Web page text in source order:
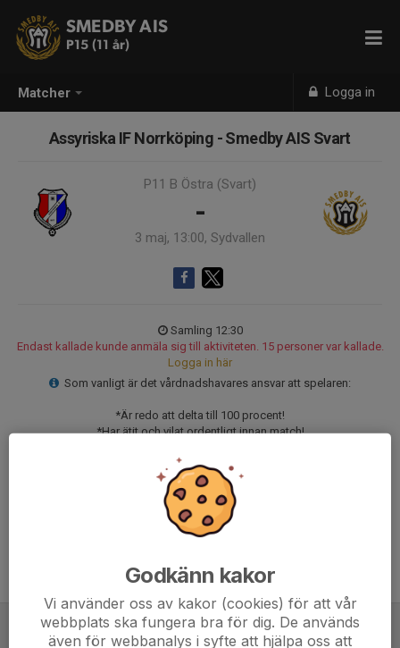
Matcher Logga in
SMEDBY AIS
P15 (11 år)
Assyriska IF Norrköping - Smedby AIS Svart
P11 B Östra (Svart)
-
3 maj, 13:00, Sydvallen
Samling 12:30
Endast kallade kunde anmäla sig till aktiviteten. 15 personer var kallade.
Logga in här
Som vanligt är det vårdnadshavares ansvar att spelaren:
*Är redo att delta till 100 procent!
*Har ätit och vilat ordentligt innan match!
*Inga benskydd inget spel!
*Att spelaren är i tid till samling och andra tider som anges!
Svara på kallelsen senast onsdag den 29 januari klockan 18.00.
Vid uteblivet svar kan spelaren förlora sin plats och annan spelare kallas.
eventuella förhinder till ledare som är ansvarig för matchen.
Godkänn kakor
Vi använder oss av kakor (cookies) för att vår
webbplats ska fungera bra för dig. De används
även för webbanalys i syfte att hjälpa oss att